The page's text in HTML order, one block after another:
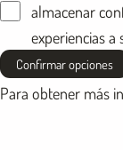
almacenar
experiencias a
Confirmar opciones
Para obtener más